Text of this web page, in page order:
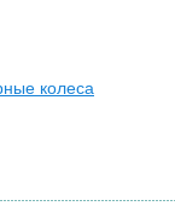
колеса